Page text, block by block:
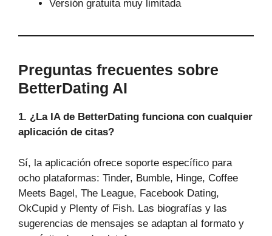
Versión gratuita muy limitada
Preguntas frecuentes sobre
BetterDating AI
1. ¿La IA de BetterDating funciona con cualquier
aplicación de citas?
Sí, la aplicación ofrece soporte específico para
ocho plataformas: Tinder, Bumble, Hinge, Coffee
Meets Bagel, The League, Facebook Dating,
OkCupid y Plenty of Fish. Las biografías y las
sugerencias de mensajes se adaptan al formato y